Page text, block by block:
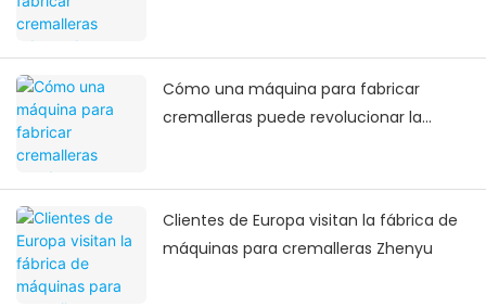
Cómo una máquina para fabricar
cremalleras puede revolucionar la
Clientes de Europa visitan la fábrica de
máquinas para cremalleras Zhenyu